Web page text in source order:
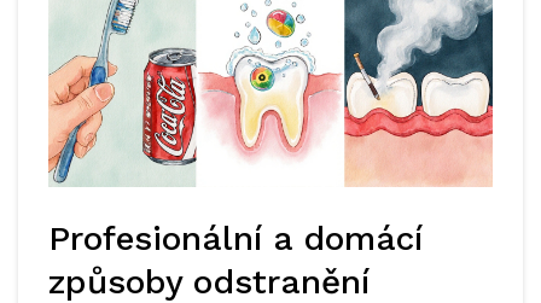
Profesionální a domácí
způsoby odstranění